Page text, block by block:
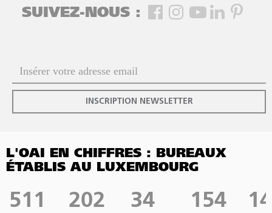
SUIVEZ-NOUS :
INSCRIPTION NEWSLETTER
L'OAI EN CHIFFRES : BUREAUX
ÉTABLIS AU LUXEMBOURG
511 202 34 154 14